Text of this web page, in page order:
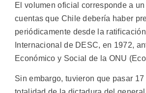
El volumen oficial corresponde a
cuentas que Chile debería haber
periódicamente desde la
Internacional de DESC, en 1972,
Económico y Social de la ONU
Sin embargo, tuvieron que pasar